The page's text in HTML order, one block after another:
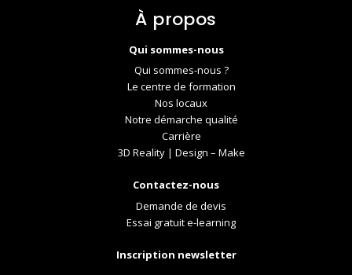
À propos
Qui sommes-nous
Qui sommes-nous ?
Le centre de formation
Nos locaux
Notre démarche qualité
Carrière
3D Reality | Design – Make
Contactez-nous
Demande de devis
Essai gratuit e-learning
Inscription newsletter